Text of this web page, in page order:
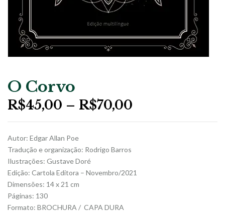
O Corvo
R$45,00 – R$70,00
Autor: Edgar Allan Poe
Tradução e organização: Rodrigo Barros
Ilustrações: Gustave Doré
Edição: Cartola Editora – Novembro/2021
Dimensões: 14 x 21 cm
Páginas: 130
Formato: BROCHURA / CAPA DURA